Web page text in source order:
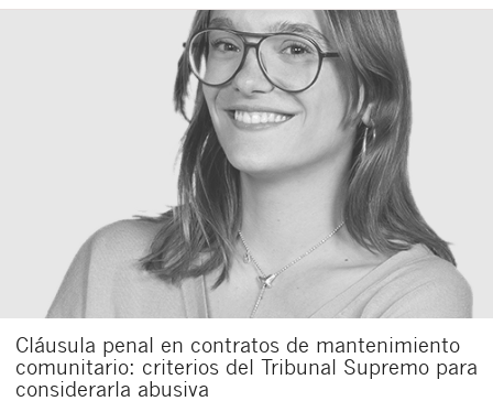
Cláusula penal en contratos de mantenimiento
comunitario: criterios del Tribunal Supremo para
considerarla abusiva